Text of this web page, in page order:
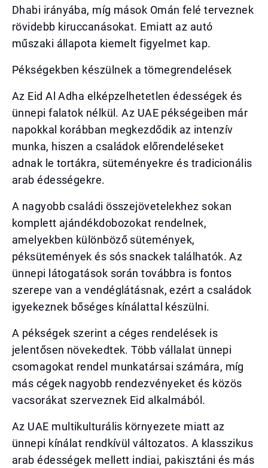
Dhabi irányába, míg mások Omán felé terveznek
rövidebb kiruccanásokat. Emiatt az autó
műszaki állapota kiemelt figyelmet kap.
Pékségekben készülnek a tömegrendelések
Az Eid Al Adha elképzelhetetlen édességek és
ünnepi falatok nélkül. Az UAE pékségeiben már
napokkal korábban megkezdődik az intenzív
munka, hiszen a családok előrendeléseket
adnak le tortákra, süteményekre és tradicionális
arab édességekre.
A nagyobb családi összejövetelekhez sokan
komplett ajándékdobozokat rendelnek,
amelyekben különböző sütemények,
péksütemények és sós snackek találhatók. Az
ünnepi látogatások során továbbra is fontos
szerepe van a vendéglátásnak, ezért a családok
igyekeznek bőséges kínálattal készülni.
A pékségek szerint a céges rendelések is
jelentősen növekedtek. Több vállalat ünnepi
csomagokat rendel munkatársai számára, míg
más cégek nagyobb rendezvényeket és közös
vacsorákat szerveznek Eid alkalmából.
Az UAE multikulturális környezete miatt az
ünnepi kínálat rendkívül változatos. A klasszikus
arab édességek mellett indiai, pakisztáni és más